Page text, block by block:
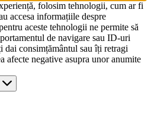
folosim tehnologii, cum ar fi
accesa informațiile despre
aceste tehnologii ne permite să
de navigare sau ID-uri
dai consimțământul sau îți retragi
afecte negative asupra unor anumite